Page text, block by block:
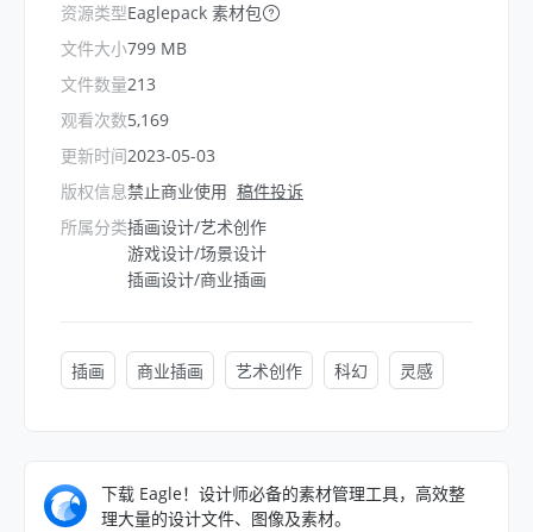
资源类型
文件大小
文件数量
观看次数
更新时间
版权信息
所属分类
Eaglepack 素材包
799 MB
213
5,169
2023-05-03
禁止商业使用 稿件投诉
插画设计/艺术创作
游戏设计/场景设计
插画设计/商业插画
插画 商业插画 艺术创作 科幻 灵感
下载 Eagle！设计师必备的素材管理工具，高效整
理大量的设计文件、图像及素材。